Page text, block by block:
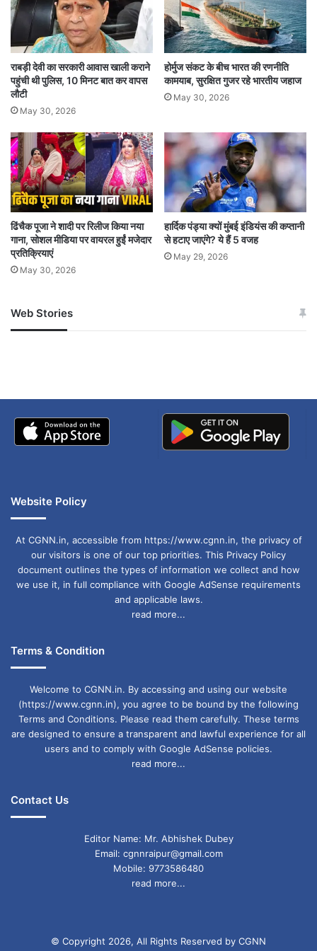
कई घंटे तक चलती रही. उन्होंने बताया की उन्हें नहीं पता की
टीम किस कारण से यहां आई थी.
घर से मिला 50 हजार: वहीं घटना के संबंध में बिहारी
पासवान की मां ने बताया की अचानक से पहुंची टीम के द्वारा
घर में रखे पचास हजार रुपये के संबंध मे पूछा कि यह पचास
हजार रुपया कहा से आया. उस पैसे को जमीन खरीदने के
लिय पैसा जमा करने की बात बताई गई.
राबड़ी देवी का सरकारी आवास खाली कराने
पहुंची थी पुलिस, 10 मिनट बात कर वापस
लौटी
May 30, 2026
होर्मुज संकट के बीच भारत की रणनीति
कामयाब, सुरक्षित गुजर रहे भारतीय जहाज
May 30, 2026
ढिंचैक पूजा ने शादी पर रिलीज किया नया
गाना, सोशल मीडिया पर वायरल हुईं मजेदार
प्रतिक्रियाएं
May 30, 2026
हार्दिक पंड्या क्यों मुंबई इंडियंस की कप्तानी
से हटाए जाएंगे? ये हैं 5 वजह
May 29, 2026
Web Stories
जम्मू-कश्मीर में बारिश से
अपडेट
खाई में धक्का… आरोपियों ने
Website Policy
At CGNN.in, accessible from https://www.cgnn.in, the privacy of
our visitors is one of our top priorities. This Privacy Policy
document outlines the types of information we collect and how
we use it, in full compliance with Google AdSense requirements
and applicable laws.
read more...
Terms & Condition
Welcome to CGNN.in. By accessing and using our website
(https://www.cgnn.in), you agree to be bound by the following
Terms and Conditions. Please read them carefully. These terms
are designed to ensure a transparent and lawful experience for all
users and to comply with Google AdSense policies.
read more...
Contact Us
Editor Name: Mr. Abhishek Dubey
Email: cgnnraipur@gmail.com
Mobile: 9773586480
read more...
© Copyright 2026, All Rights Reserved by CGNN